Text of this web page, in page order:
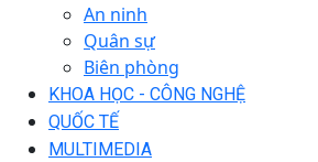
An ninh
Quân sự
Biên phòng
KHOA HỌC - CÔNG NGHỆ
QUỐC TẾ
MULTIMEDIA